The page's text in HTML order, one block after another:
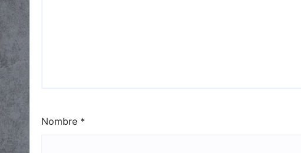
Nombre *